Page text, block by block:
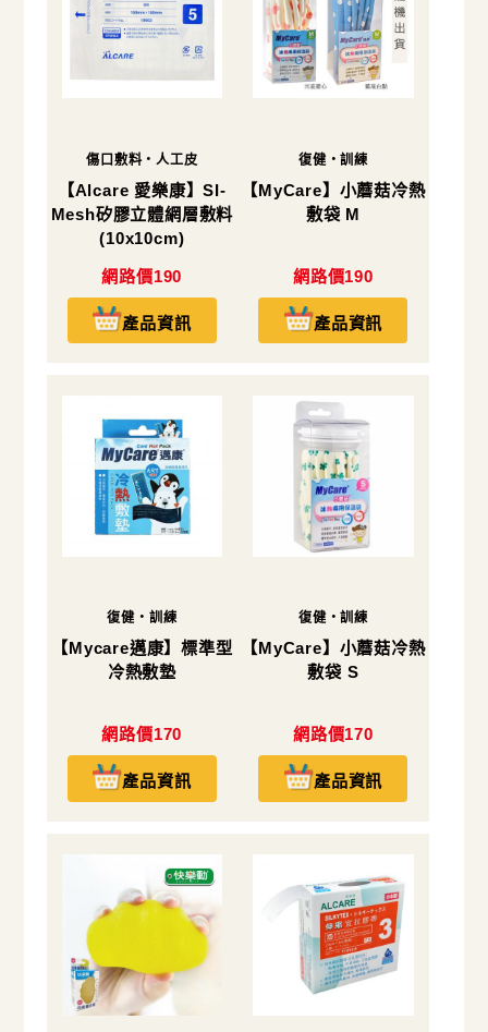
傷口敷料・人工皮
【Alcare 愛樂康】SI-
Mesh矽膠立體網層敷料
(10x10cm)
網路價190
產品資訊
復健・訓練
【MyCare】小蘑菇冷熱
敷袋 M
網路價190
產品資訊
復健・訓練
【Mycare邁康】標準型
冷熱敷墊
網路價170
產品資訊
復健・訓練
【MyCare】小蘑菇冷熱
敷袋 S
網路價170
產品資訊